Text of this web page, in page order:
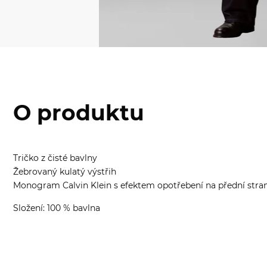
O produktu
Tričko z čisté bavlny
Žebrovaný kulatý výstřih
Monogram Calvin Klein s efektem opotřebení na přední
Složení: 100 % bavlna